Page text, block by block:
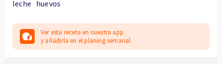
leche huevos
Ver esta receta en nuestra app
y añadirla en el planing semanal